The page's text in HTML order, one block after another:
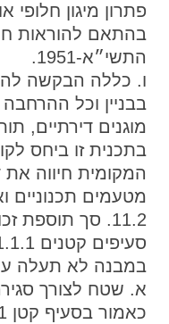
פתרון מיגון
בהתאם להוראות
התשי״א-1951.
ו. כללה הבקשה
בבניין וכל
מוגנים דירתיים,
בתכנית זו ביחס
המקומית חיווה
מטעמים תכנוניים
11.2. סך תוספת
במבנה לא תעלה
א. שטח לצורך
כאמור בסעיף קטן 11.1.1.